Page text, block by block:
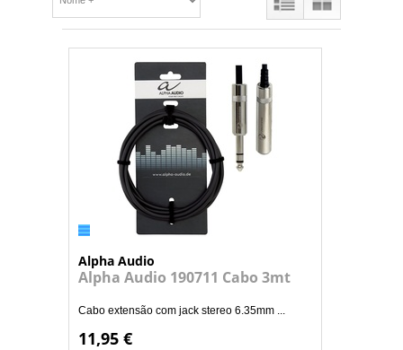
Alpha Audio
Alpha Audio 190711 Cabo 3mt
Cabo extensão com jack stereo 6.35mm ...
11,95 €